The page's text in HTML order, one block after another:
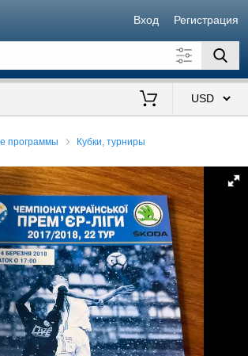
Вход Регистрация
программы Кубки, турниры